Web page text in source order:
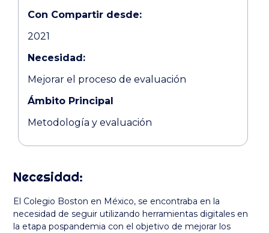
Con Compartir desde:
2021
Necesidad:
Mejorar el proceso de evaluación
Ámbito Principal
Metodología y evaluación
Necesidad:
El Colegio Boston en México, se encontraba en la
necesidad de seguir utilizando herramientas digitales en
la etapa pospandemia con el objetivo de mejorar los